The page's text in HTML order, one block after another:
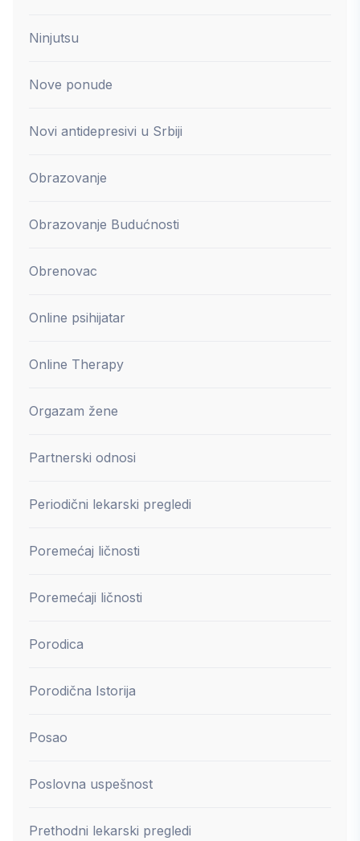
Ninjutsu
Nove ponude
Novi antidepresivi u Srbiji
Obrazovanje
Obrazovanje Budućnosti
Obrenovac
Online psihijatar
Online Therapy
Orgazam žene
Partnerski odnosi
Periodični lekarski pregledi
Poremećaj ličnosti
Poremećaji ličnosti
Porodica
Porodična Istorija
Posao
Poslovna uspešnost
Prethodni lekarski pregledi